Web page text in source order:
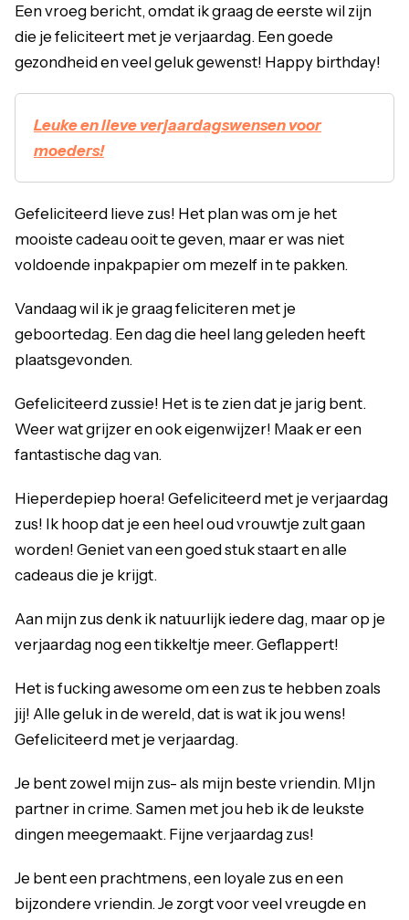
Een vroeg bericht, omdat ik graag de eerste wil zijn
die je feliciteert met je verjaardag. Een goede
gezondheid en veel geluk gewenst! Happy birthday!
Leuke en lieve verjaardagswensen voor
moeders!
Gefeliciteerd lieve zus! Het plan was om je het
mooiste cadeau ooit te geven, maar er was niet
voldoende inpakpapier om mezelf in te pakken.
Vandaag wil ik je graag feliciteren met je
geboortedag. Een dag die heel lang geleden heeft
plaatsgevonden.
Gefeliciteerd zussie! Het is te zien dat je jarig bent.
Weer wat grijzer en ook eigenwijzer! Maak er een
fantastische dag van.
Hieperdepiep hoera! Gefeliciteerd met je verjaardag
zus! Ik hoop dat je een heel oud vrouwtje zult gaan
worden! Geniet van een goed stuk staart en alle
cadeaus die je krijgt.
Aan mijn zus denk ik natuurlijk iedere dag, maar op je
verjaardag nog een tikkeltje meer. Geflappert!
Het is fucking awesome om een zus te hebben zoals
jij! Alle geluk in de wereld, dat is wat ik jou wens!
Gefeliciteerd met je verjaardag.
Je bent zowel mijn zus- als mijn beste vriendin. MIjn
partner in crime. Samen met jou heb ik de leukste
dingen meegemaakt. Fijne verjaardag zus!
Je bent een prachtmens, een loyale zus en een
bijzondere vriendin. Je zorgt voor veel vreugde en